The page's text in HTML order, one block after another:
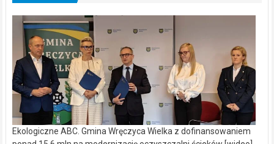
Ekologiczne ABC. Gmina Wręczyca Wielka z dofinansowaniem